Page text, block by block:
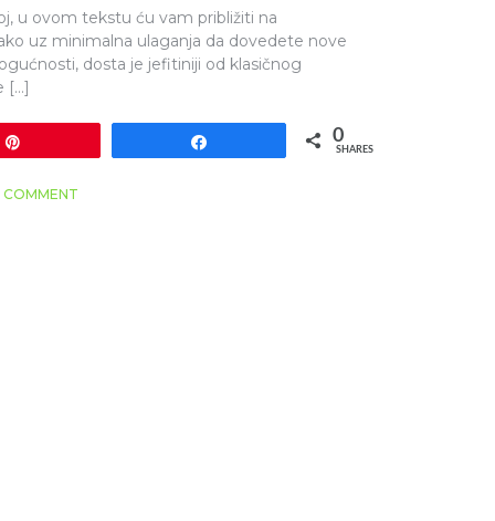
u ovom tekstu ću vam približiti na
uz minimalna ulaganja da dovedete nove
dosta je jefitiniji od klasičnog
[…]
0
SHARES
COMMENT